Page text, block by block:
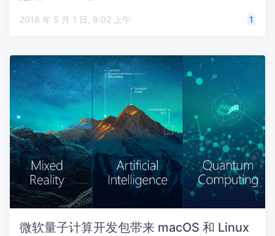
2018 年 5 月 1 日, 9:02 上午 1
微软量子计算开发包带来 macOS 和 Linux